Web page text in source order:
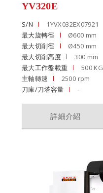
YV320E
S/N
1YVX032EX07921
最大旋轉徑
Ø600 mm
最大切削徑
Ø450 mm
最大切削高度
300 mm
最大工作盤載重
500 KG
主軸轉速
2500 rpm
刀庫/刀塔容量
-
詳細介紹